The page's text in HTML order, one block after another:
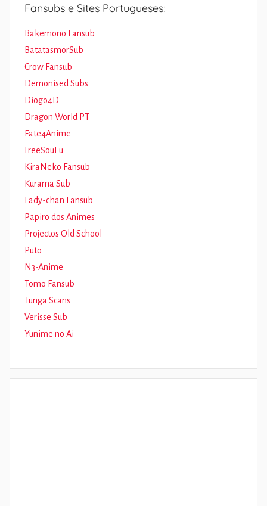
Fansubs e Sites Portugueses:
Bakemono Fansub
BatatasmorSub
Crow Fansub
Demonised Subs
Diogo4D
Dragon World PT
Fate4Anime
FreeSouEu
KiraNeko Fansub
Kurama Sub
Lady-chan Fansub
Papiro dos Animes
Projectos Old School
Puto
N3-Anime
Tomo Fansub
Tunga Scans
Verisse Sub
Yunime no Ai